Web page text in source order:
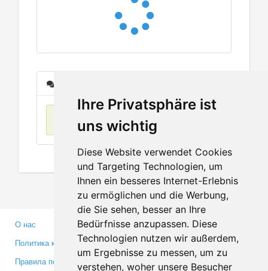
Ihre Privatsphäre ist
uns wichtig
Diese Website verwendet Cookies
und Targeting Technologien, um
Ihnen ein besseres Internet-Erlebnis
zu ermöglichen und die Werbung,
die Sie sehen, besser an Ihre
Bedürfnisse anzupassen. Diese
Technologien nutzen wir außerdem,
um Ergebnisse zu messen, um zu
verstehen, woher unsere Besucher
О нас
Политика конфиденциальности
Правила пользования
Партнерам
Инвесторам